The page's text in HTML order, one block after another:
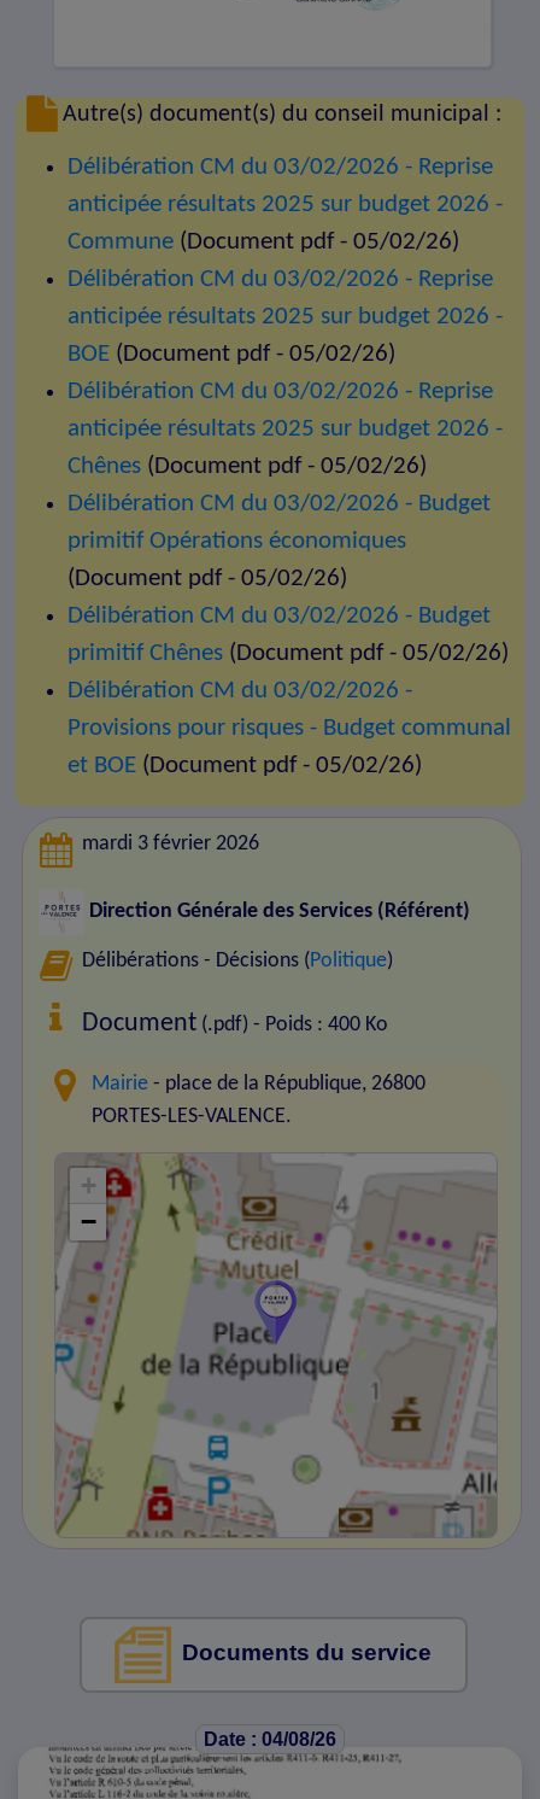
Autre(s) document(s) du conseil municipal :
Délibération CM du 03/02/2026 - Reprise
anticipée résultats 2025 sur budget 2026 -
Commune(Document pdf - 05/02/26)
Délibération CM du 03/02/2026 - Reprise
anticipée résultats 2025 sur budget 2026 -
BOE(Document pdf - 05/02/26)
Délibération CM du 03/02/2026 - Reprise
anticipée résultats 2025 sur budget 2026 -
Chênes(Document pdf - 05/02/26)
Délibération CM du 03/02/2026 - Budget
primitif Opérations économiques
(Document pdf - 05/02/26)
Délibération CM du 03/02/2026 - Budget
primitif Chênes(Document pdf - 05/02/26)
Délibération CM du 03/02/2026 -
Provisions pour risques - Budget communal
et BOE(Document pdf - 05/02/26)
mardi 3 février 2026
Direction Générale des Services (Référent)
Délibérations - Décisions ( Politique)
Document (.pdf) - Poids : 400 Ko
Mairie - place de la République, 26800
PORTES-LES-VALENCE.
+
−
Documents du service
Date : 04/08/26